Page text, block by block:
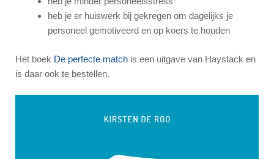
heb je er huiswerk bij gekregen om dagelijks je
personeel gemotiveerd en op koers te houden
Het boek De perfecte match is een uitgave van Haystack en
is daar ook te bestellen.